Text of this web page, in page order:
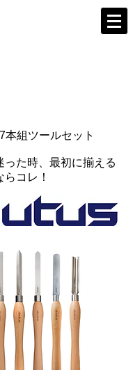
本組ツールセット
った時、最初に揃える
らコレ！